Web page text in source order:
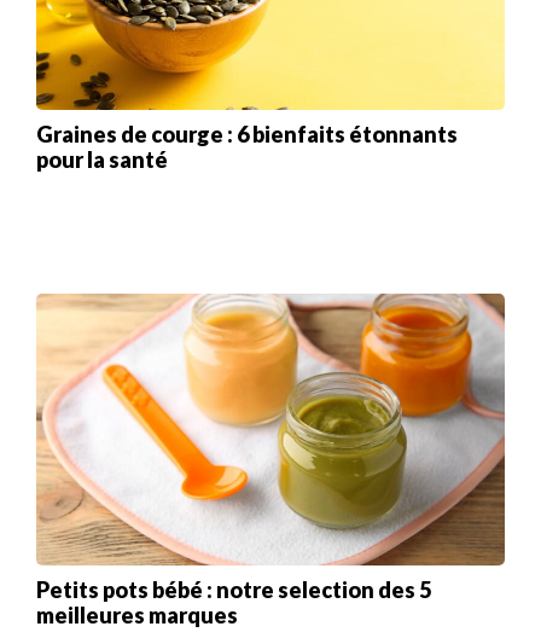
Graines de courge : 6 bienfaits étonnants
pour la santé
Petits pots bébé : notre selection des 5
meilleures marques